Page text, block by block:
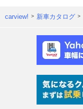
carview! 新車カタログ